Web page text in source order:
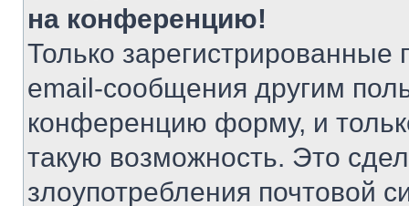
на конференцию!
Только зарегистрированные
email-сообщения другим
конференцию форму, и
такую возможность. Это
злоупотребления почтовой